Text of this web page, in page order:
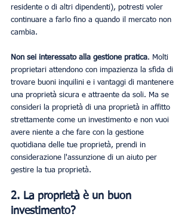
residente o di altri dipendenti), potresti voler
continuare a farlo fino a quando il mercato non
cambia.
Non sei interessato alla gestione pratica. Molti
proprietari attendono con impazienza la sfida di
trovare buoni inquilini e i vantaggi di mantenere
una proprietà sicura e attraente da soli. Ma se
consideri la proprietà di una proprietà in affitto
strettamente come un investimento e non vuoi
avere niente a che fare con la gestione
quotidiana delle tue proprietà, prendi in
considerazione l'assunzione di un aiuto per
gestire la tua proprietà.
2. La proprietà è un buon
investimento?